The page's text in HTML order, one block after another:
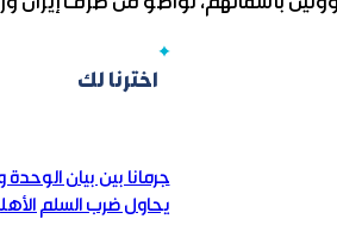
اخترنا لك
جرمانا بين بيان
يحاول ضرب السلم